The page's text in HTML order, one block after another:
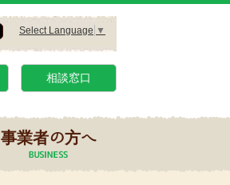
Select Language ▼
相談窓口
事業者の方へ